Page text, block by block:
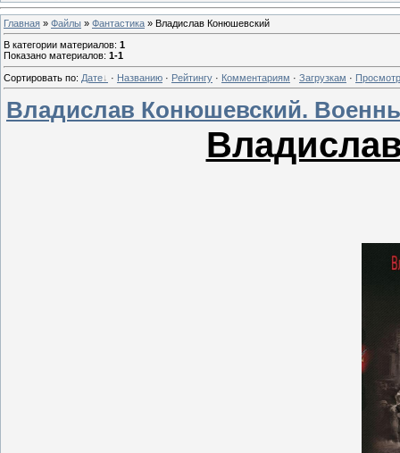
Главная » Файлы » Фантастика » Владислав Конюшевский
В категории материалов: 1
Показано материалов: 1-1
Сортировать по: Дате · Названию · Рейтингу · Комментариям · Загрузкам ·
Владислав Конюшевский.